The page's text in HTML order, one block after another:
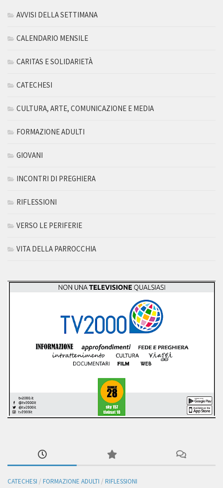
AVVISI DELLA SETTIMANA
CALENDARIO MENSILE
CARITAS E SOLIDARIETÀ
CATECHESI
CULTURA, ARTE, COMUNICAZIONE E MEDIA
FORMAZIONE ADULTI
GIOVANI
INCONTRI DI PREGHIERA
RIFLESSIONI
VERSO LE PERIFERIE
VITA DELLA PARROCCHIA
CATECHESI / FORMAZIONE ADULTI / RIFLESSIONI